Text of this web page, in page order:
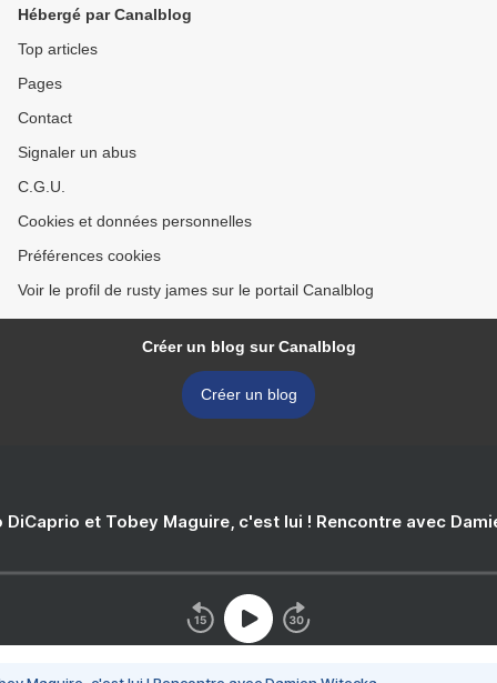
Hébergé par Canalblog
Top articles
Pages
Contact
Signaler un abus
C.G.U.
Cookies et données personnelles
Préférences cookies
Voir le profil de rusty james sur le portail Canalblog
Créer un blog sur Canalblog
Créer un blog
DiCaprio et Tobey Maguire, c'est lui ! Rencontre avec